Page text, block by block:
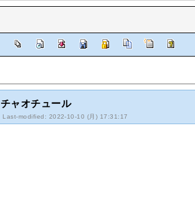
チャオチュール
Last-modified: 2022-10-10 (月) 17:31:17